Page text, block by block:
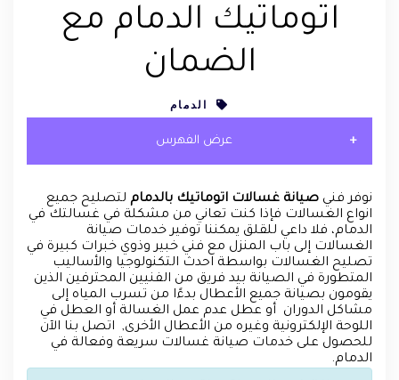
اتوماتيك الدمام مع
الضمان
الدمام
عرض الفهرس
نوفر فني صيانة غسالات اتوماتيك بالدمام لتصليح جميع
انواع الغسالات فإذا كنت تعاني من مشكلة في غسالتك في
الدمام، فلا داعي للقلق يمكننا توفير خدمات صيانة
الغسالات إلى باب المنزل مع فني خبير وذوي خبرات كبيرة في
تصليح الغسالات بواسطة احدث التكنولوجيا والأساليب
المتطورة في الصيانة بيد فريق من الفنيين المحترفين الذين
يقومون بصيانة جميع الأعطال بدءًا من تسرب المياه إلى
مشاكل الدوران أو عطل عدم عمل الغسالة أو العطل في
اللوحة الإلكترونية وغيره من الأعطال الأخرى, اتصل بنا الآن
للحصول على خدمات صيانة غسالات سريعة وفعالة في
الدمام.